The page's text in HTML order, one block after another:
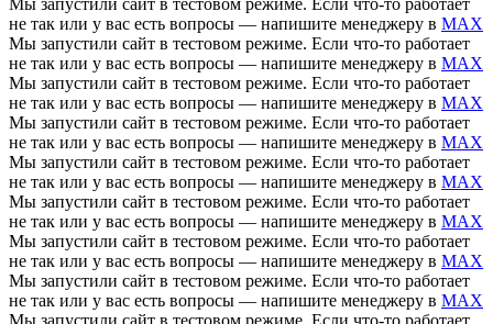
Мы запустили сайт в тестовом режиме. Если что-то работает
не так или у вас есть вопросы — напишите менеджеру в MAX
Мы запустили сайт в тестовом режиме. Если что-то работает
не так или у вас есть вопросы — напишите менеджеру в MAX
Мы запустили сайт в тестовом режиме. Если что-то работает
не так или у вас есть вопросы — напишите менеджеру в MAX
Мы запустили сайт в тестовом режиме. Если что-то работает
не так или у вас есть вопросы — напишите менеджеру в MAX
Мы запустили сайт в тестовом режиме. Если что-то работает
не так или у вас есть вопросы — напишите менеджеру в MAX
Мы запустили сайт в тестовом режиме. Если что-то работает
не так или у вас есть вопросы — напишите менеджеру в MAX
Мы запустили сайт в тестовом режиме. Если что-то работает
не так или у вас есть вопросы — напишите менеджеру в MAX
Мы запустили сайт в тестовом режиме. Если что-то работает
не так или у вас есть вопросы — напишите менеджеру в MAX
Мы запустили сайт в тестовом режиме. Если что-то работает